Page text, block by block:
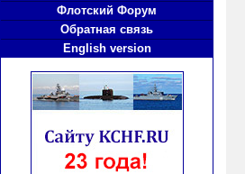
Флотский Форум
Обратная связь
English version